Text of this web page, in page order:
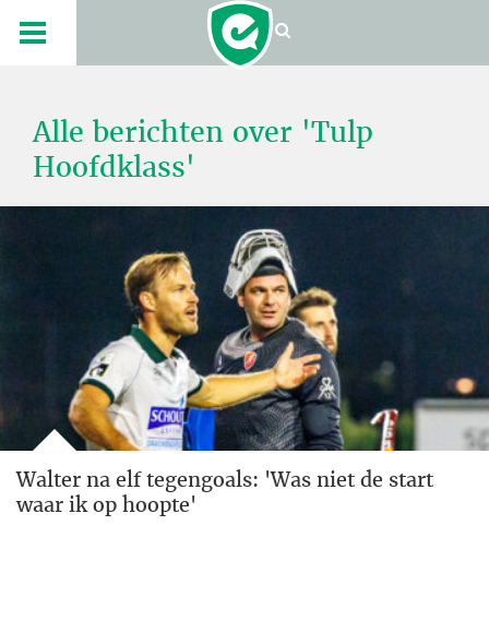
Alle berichten over 'Tulp
Hoofdklass'
Walter na elf tegengoals: 'Was niet de start
waar ik op hoopte'